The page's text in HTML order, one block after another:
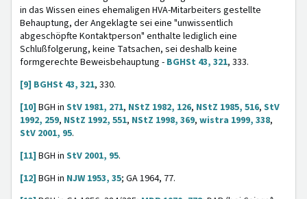
in das Wissen eines ehemaligen HVA-Mitarbeiters gestellte
Behauptung, der Angeklagte sei eine "unwissentlich
abgeschöpfte Kontaktperson" enthalte lediglich eine
Schlußfolgerung, keine Tatsachen, sei deshalb keine
formgerechte Beweisbehauptung - BGHSt 43, 321, 333.
[9] BGHSt 43, 321, 330.
[10] BGH in StV 1981, 271, NStZ 1982, 126, NStZ 1985, 516, StV
1992, 259, NStZ 1992, 551, NStZ 1998, 369, wistra 1999, 338,
StV 2001, 95.
[11] BGH in StV 2001, 95.
[12] BGH in NJW 1953, 35; GA 1964, 77.